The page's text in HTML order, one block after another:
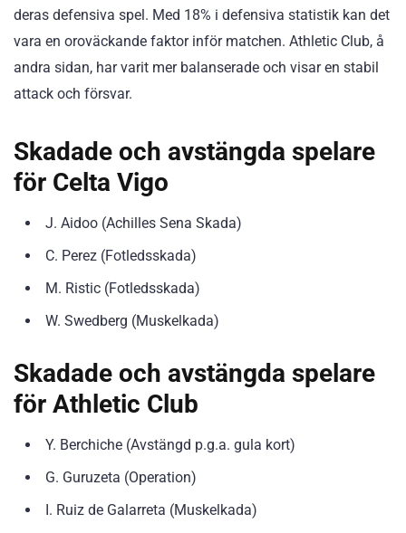
deras defensiva spel. Med 18% i defensiva statistik kan det
vara en oroväckande faktor inför matchen. Athletic Club, å
andra sidan, har varit mer balanserade och visar en stabil
attack och försvar.
Skadade och avstängda spelare
för Celta Vigo
J. Aidoo (Achilles Sena Skada)
C. Perez (Fotledsskada)
M. Ristic (Fotledsskada)
W. Swedberg (Muskelkada)
Skadade och avstängda spelare
för Athletic Club
Y. Berchiche (Avstängd p.g.a. gula kort)
G. Guruzeta (Operation)
I. Ruiz de Galarreta (Muskelkada)